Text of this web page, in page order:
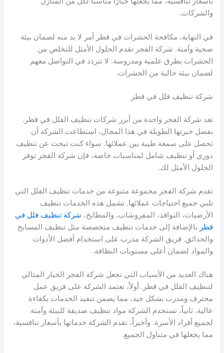
والشركات.
في النهاية، مكافحة الحشرات في قطر أمر لا بد منه لضمان بيئة
صحية وآمنة. شركة الفجر تقدم الحلول الأمثل للتخلص من
الحشرات بطرق علمية ومدروسة. لا تتردد في التواصل معهم
لضمان بيئة خالية من الحشرات.
شركة تنظيف فلل في قطر
تعد شركة الفجر واحدة من أبرز شركات تنظيف الفلل في قطر.
بفضل خبرتها الطويلة في هذا المجال، استطاعت الشركة أن
تحصل على سمعة طيبة بين عملائها. سواء كنت تبحث عن تنظيف
دوري أو تنظيف شامل لمناسبات خاصة، فإن شركة الفجر توفر
الحلول الأمثل لك.
تقدم شركة الفجر مجموعة متنوعة من خدمات تنظيف الفلل التي
تلبي جميع احتياجات عملائها. تشمل هذه الخدمات تنظيف
الأرضيات، النوافذ، المفروشات، والمطابخ، شركة تنظيف فلل في
قطر بالإضافة إلى خدمات تنظيف متخصصة مثل تنظيف المسابح
والحدائق. فريق الشركة مدرب على استخدام أفضل الأدوات
والمواد لضمان أعلى مستويات النظافة.
هناك العديد من الأسباب التي تجعل شركة الفجر الخيار المثالي
لتنظيف الفلل في قطر. أولاً، تعتمد الشركة على فريق عمل
محترف ومدرب بشكل جيد، مما يضمن تنفيذ الخدمات بكفاءة
عالية. ثانياً، تستخدم الشركة مواد تنظيف صديقة للبيئة وآمنة
لجميع أفراد الأسرة. وأخيراً، تقدم الشركة خدماتها بأسعار تنافسية،
مما يجعلها في متناول الجميع.